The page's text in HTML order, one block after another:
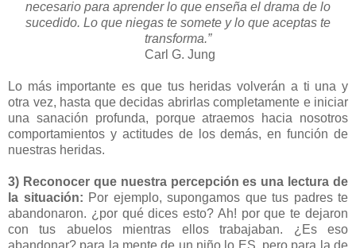
necesario para aprender lo que enseña el drama de lo
sucedido. Lo que niegas te somete y lo que aceptas te
transforma.”
Carl G. Jung
Lo más importante es que tus heridas volverán a ti una y
otra vez, hasta que decidas abrirlas completamente e iniciar
una sanación profunda, porque atraemos hacia nosotros
comportamientos y actitudes de los demás, en función de
nuestras heridas.
3) Reconocer que nuestra percepción es una lectura de
la situación: Por ejemplo, supongamos que tus padres te
abandonaron. ¿por qué dices esto? Ah! por que te dejaron
con tus abuelos mientras ellos trabajaban. ¿Es eso